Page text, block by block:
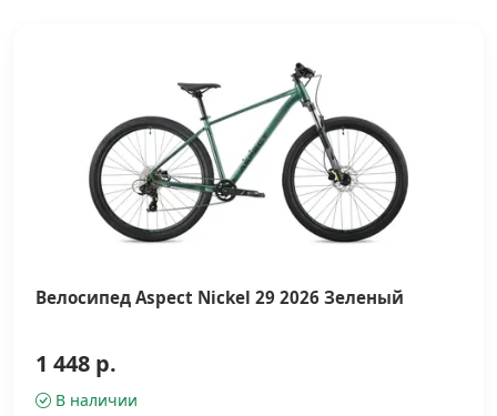
Велосипед Aspect Nickel 29 2026 Зеленый
1 448 р.
В наличии